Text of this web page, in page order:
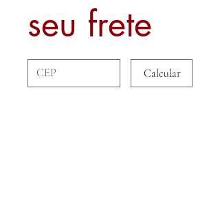
seu frete
Calcular